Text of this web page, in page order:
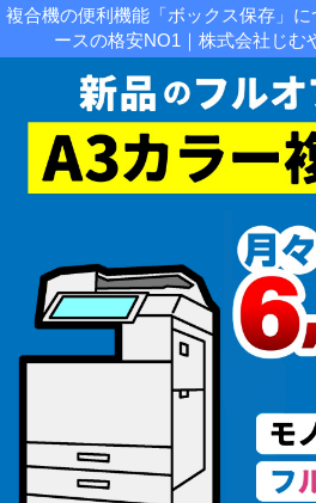
複合機の便利機能「ボックス保存」
ースの格安NO1｜株式会社じむ